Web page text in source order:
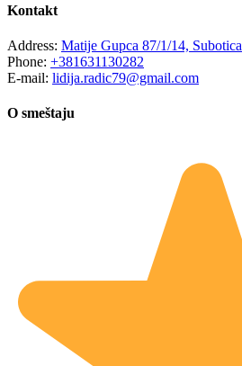
Kontakt
Address: Matije Gupca 87/1/14, Subotica
Phone: +381631130282
E-mail: lidija.radic79@gmail.com
O smeštaju